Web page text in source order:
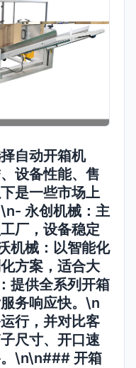
自动开箱机
设备性能、售
是一些市场上
\n- 永创机械 ：主
厂，设备稳定
机械 ：以智能化
方案，适合大
：提供全系列开箱
务响应快。\n
行，并对比客
尺寸、开口速
。\n\n### 开箱